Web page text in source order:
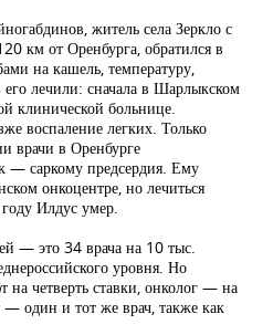
житель села Зеркло с
км от Оренбурга, обратился в
на кашель, температуру,
его лечили: сначала в Шарлыкском
клинической больнице.
воспаление легких. Только
врачи в Оренбурге
— саркому предсердия. Ему
онкоцентре, но лечиться
Илдус умер.
— это 34 врача на 10 тыс.
уровня. Но
на четверть ставки, онколог — на
один и тот же врач, также как